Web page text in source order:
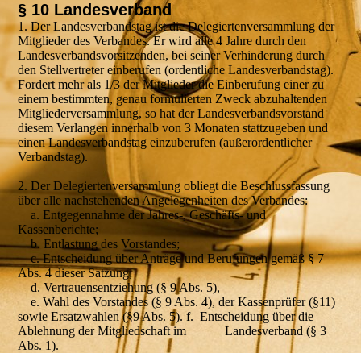
§ 10 Landesverband
1. Der Landesverbandstag ist die Delegiertenversammlung der
Mitglieder des Verbandes. Er wird alle 4 Jahre durch den
Landesverbandsvorsitzenden, bei seiner Verhinderung durch
den Stellvertreter einberufen (ordentliche Landesverbandstag).
Fordert mehr als 1/3 der Mitglieder die Einberufung einer zu
einem bestimmten, genau formulierten Zweck abzuhaltenden
Mitgliederversammlung, so hat der Landesverbandsvorstand
diesem Verlangen innerhalb von 3 Monaten stattzugeben und
einen Landesverbandstag einzuberufen (außerordentlicher
Verbandstag).
2. Der Delegiertenversammlung obliegt die Beschlussfassung
über alle nachstehenden Angelegenheiten des Verbandes:
a. Entgegennahme der Jahres-, Geschäfts- und
Kassenberichte;
b. Entlastung des Vorstandes;
c. Entscheidung über Anträge und Berufungen gemäß § 7
Abs. 4 dieser Satzung;
d. Vertrauensentziehung (§ 9 Abs. 5),
e. Wahl des Vorstandes (§ 9 Abs. 4), der Kassenprüfer (§11)
sowie Ersatzwahlen (§9 Abs. 5). f. Entscheidung über die
Ablehnung der Mitgliedschaft im Landesverband (§ 3
Abs. 1).